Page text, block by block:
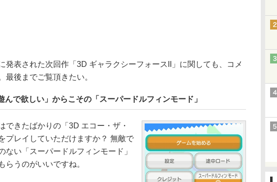
発表された次回作「3D ギャラクシーフォースII」に関しても、コメ
最後までご覧頂きたい。
んで欲しい」からこその「スーパードルフィンモード」
できたばかりの「3D エコー・ザ・
プレイしていただけますか？ 無敵で
ない「スーパードルフィンモード」
らうのがいいですね。